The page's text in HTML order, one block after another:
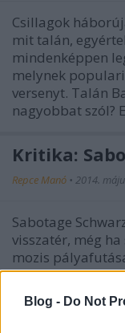
Blog - Do Not
Csillagok
mit talán,
mindenképpen
melynek
versenyt. Talán
nagyobbat szól?
Kritika:
Repce Manó • 2014.
Sabotage
visszatér, még
mozis
határozottan
sem igazán
maroknyi